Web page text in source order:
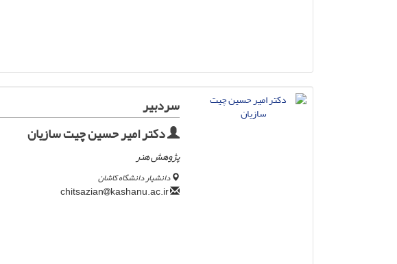
سردبیر
دکتر امیر حسین چیت سازیان
پژوهش هنر
دانشیار دانشگاه کاشان
kashanu.ac.ir